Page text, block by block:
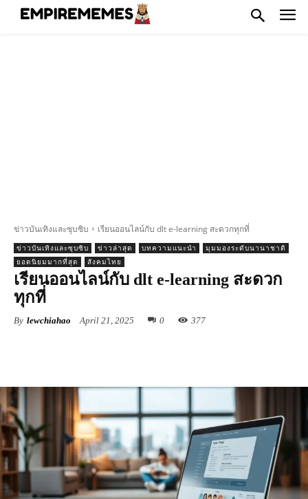
ข่าวบันเทิงและซุบซิบ เรียนออนไลน์กับ dlt e-learning สะดวกทุกที่
ข่าวบันเทิงและซุบซิบ ข่าวล่าสุด บทความแนะนำ
มุมมองระดับนานาชาติ
ยอดนิยมมากที่สุด
สังคมไทย
เรียนออนไลน์กับ dlt e-learning สะดวก
ทุกที่
By lewchiahao April 21, 2025 0 377